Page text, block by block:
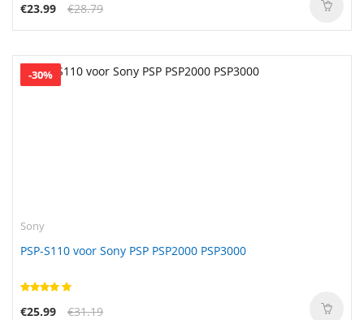
€23.99 €28.79
-30%
Sony
PSP-S110 voor Sony PSP PSP2000 PSP3000
€25.99 €31.19